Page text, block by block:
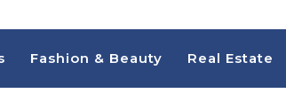
Fashion & Beauty Real Estate